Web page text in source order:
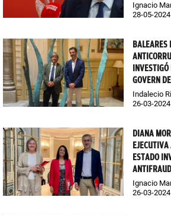
Ignacio
28-05-2024
BALEARES
GOVERN
Indalecio
26-03-2024
DIANA
ESTADO
Ignacio
26-03-2024